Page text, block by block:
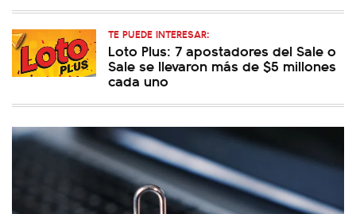
TE PUEDE INTERESAR:
Loto Plus: 7 apostadores del Sale o
Sale se llevaron más de $5 millones
cada uno